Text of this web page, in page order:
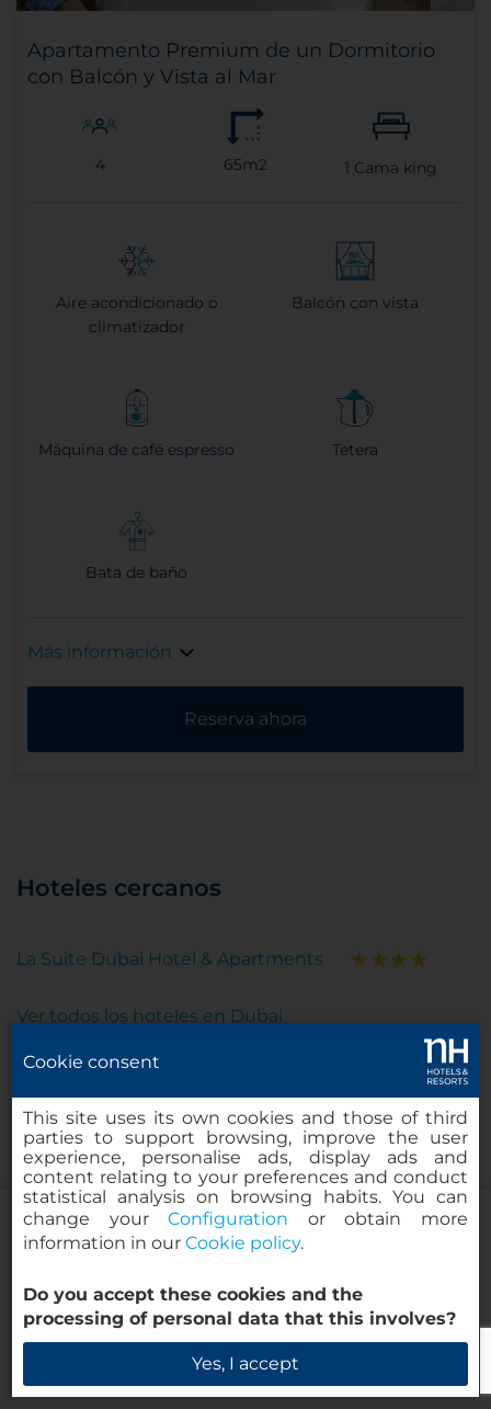
NH Collection Dubai The Palm
Verificar disponibilidad
Apartamento Premium de un Dormitorio
con Balcón y Vista al Mar
4 65m2 1 Cama king
Aire acondicionado o
climatizador
Balcón con vista
Máquina de café espresso Tetera
Bata de baño
Más información
Reserva ahora
Hoteles cercanos
La Suite Dubai Hotel & Apartments
Ver todos los hoteles en Dubai
Llámanos
+34 91 398 46 61
Llámanos ahora
Suscríbete a nuestra newsletter
Cookie consent
This site uses its own cookies and those of third
parties to support browsing, improve the user
experience, personalise ads, display ads and
content relating to your preferences and conduct
statistical analysis on browsing habits. You can
change yourConfiguration or obtain more
information in our Cookie policy.
Do you accept these cookies and the
processing of personal data that this involves?
Yes, I accept